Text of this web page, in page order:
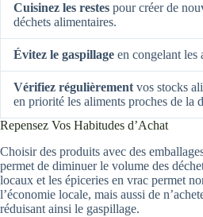
Cuisinez les restes pour créer de
déchets alimentaires.
Évitez le gaspillage en congelant les
Vérifiez régulièrement vos stocks
en priorité les aliments proches de la
Repensez Vos Habitudes d’Achat
Choisir des produits avec des
permet de diminuer le volume des
locaux et les épiceries en vrac permet
l’économie locale, mais aussi de
réduisant ainsi le gaspillage.